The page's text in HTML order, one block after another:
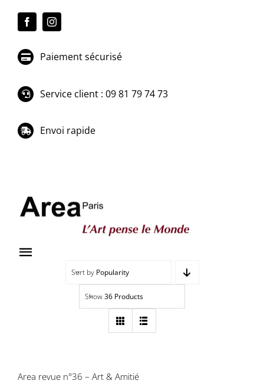
Paiement sécurisé
Service client : 09 81 79 74 73
Envoi rapide
Toggle
Navigation
Sort by Popularity
Show36 Products
Area revue n°36 – Art & Amitié